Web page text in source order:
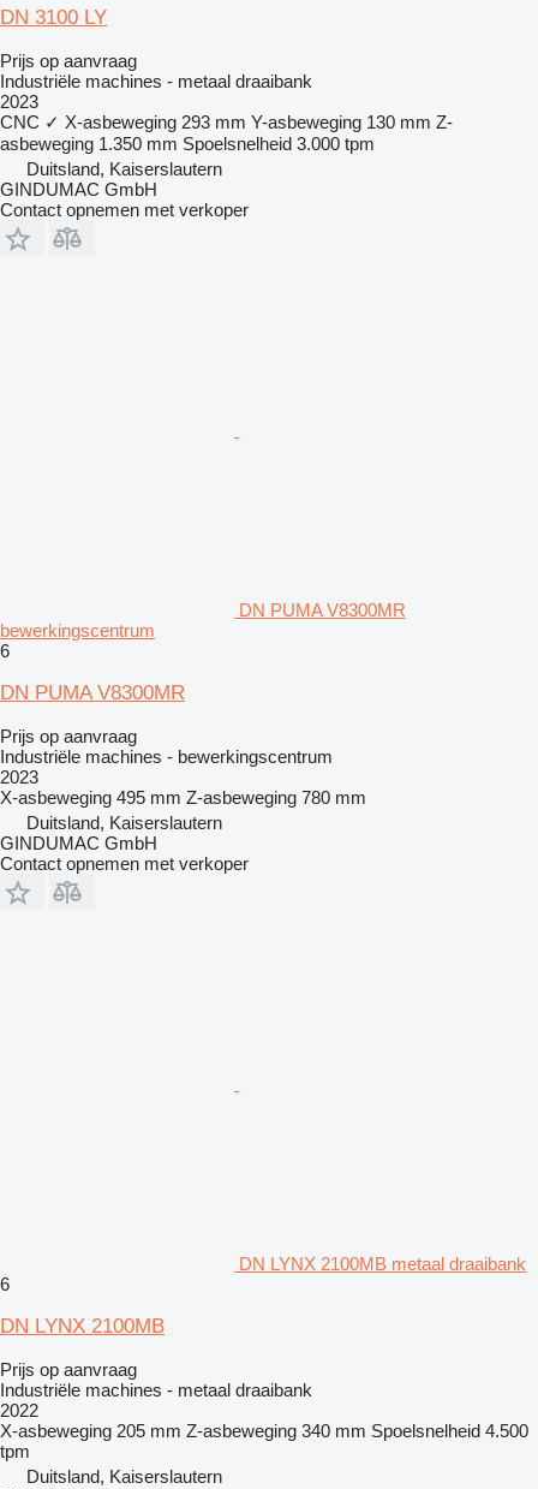
DN 3100 LY
Prijs op aanvraag
Industriële machines - metaal draaibank
2023
CNC ✓ X-asbeweging 293 mm Y-asbeweging 130 mm Z-
asbeweging 1.350 mm Spoelsnelheid 3.000 tpm
Duitsland, Kaiserslautern
GINDUMAC GmbH
Contact opnemen met verkoper
DN PUMA V8300MR
bewerkingscentrum
6
DN PUMA V8300MR
Prijs op aanvraag
Industriële machines - bewerkingscentrum
2023
X-asbeweging 495 mm Z-asbeweging 780 mm
Duitsland, Kaiserslautern
GINDUMAC GmbH
Contact opnemen met verkoper
DN LYNX 2100MB metaal draaibank
6
DN LYNX 2100MB
Prijs op aanvraag
Industriële machines - metaal draaibank
2022
X-asbeweging 205 mm Z-asbeweging 340 mm Spoelsnelheid 4.500
tpm
Duitsland, Kaiserslautern